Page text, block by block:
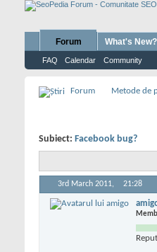
Forum
FAQ Calendar Community
What's New?
Forum Metode de
Subiect: Facebook bug?
3rd March 2011, 21:28